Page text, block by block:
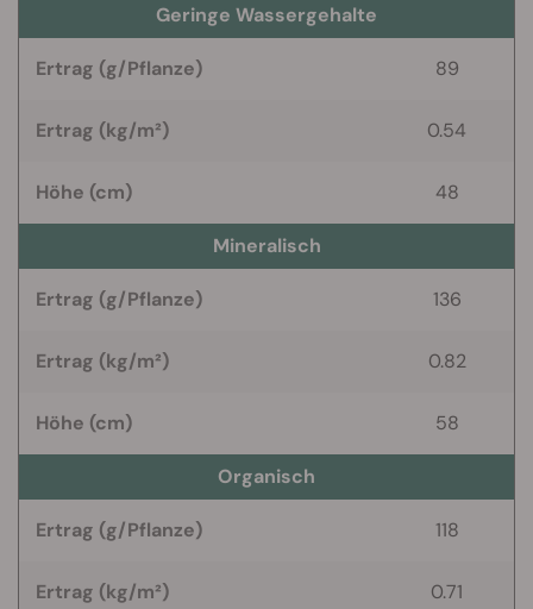
Geringe Wassergehalte
Ertrag (g/Pflanze) 89
Ertrag (kg/m²) 0.54
Höhe (cm) 48
Mineralisch
Ertrag (g/Pflanze) 136
Ertrag (kg/m²) 0.82
Höhe (cm) 58
Organisch
Ertrag (g/Pflanze) 118
Ertrag (kg/m²) 0.71